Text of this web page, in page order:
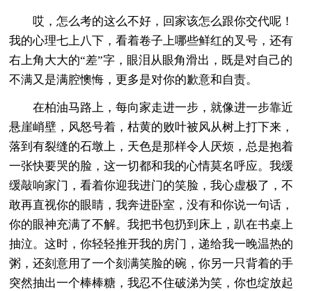
哎，怎么考的这么不好，回家该怎么跟你交代呢！
我的心理七上八下，看着卷子上哪些鲜红的叉号，还有
右上角大大的“差”字，眼泪从眼角滑出，既是对自己的
不满又是满腔懊悔，更多是对你的歉意和自责。
在柏油马路上，每向家走进一步，就像进一步靠近
悬崖峭壁，风怒号着，枯黄的败叶被风从树上打下来，
落到有裂缝的石墩上，天色是那样令人厌烦，总是抱着
一张快要哭的脸，这一切都和我的心情莫名呼应。我缓
缓敲响家门，看着你迎我进门的笑脸，我心虚极了，不
敢再直视你的眼睛，我奔进卧室，没有和你说一句话，
你的眼神充满了不解。我把书包扔到床上，趴在书桌上
抽泣。这时，你轻轻推开我的房门，递给我一晚温热的
粥，还刻意用了一个刻满笑脸的碗，你另一只背着的手
突然抽出一个棒棒糖，我忍不住破涕为笑，你也绽放起